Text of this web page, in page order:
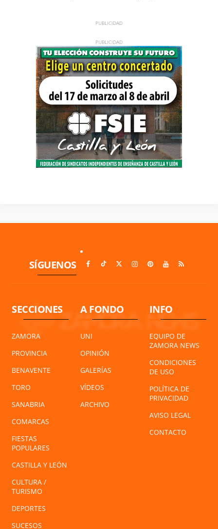
SÍGUENOS
SECCIONES
ZAMORA
PROVINCIA
BENAVENTE
TORO
SANABRIA
COMARCAS
FIESTAS
POPULARES
CASTILLA Y LEÓN
CULTURA /
TURISMO
DEPORTES
SUCESOS
A FONDO
UNI
OPINIÓN
GALERÍAS
VÍDEOS
ARCHIVO
INFO
EQUIPO DE
ZAMORA NEWS
CONDICIONES
DE USO
POLÍTICA DE
PRIVACIDAD
AVISO LEGAL
CONTACTO